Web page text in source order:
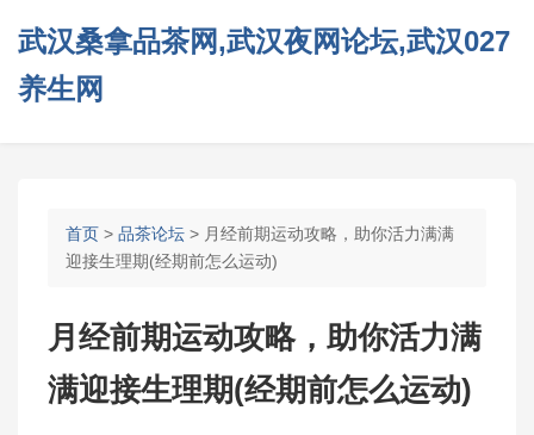
武汉桑拿品茶网,武汉夜网论坛,武汉027
养生网
首页 > 品茶论坛 > 月经前期运动攻略，助你活力满满
迎接生理期(经期前怎么运动)
月经前期运动攻略，助你活力满
满迎接生理期(经期前怎么运动)